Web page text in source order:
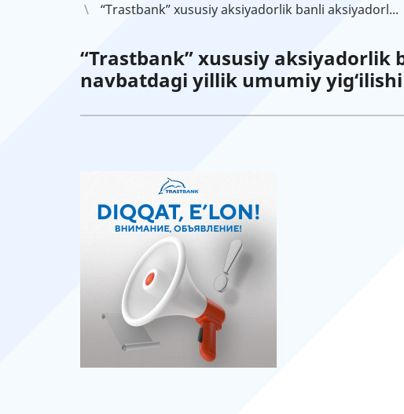
“Trastbank” xususiy aksiyadorlik banli aksiyadorl...
“Trastbank” xususiy
navbatdagi yillik umumiy yig‘ilishi